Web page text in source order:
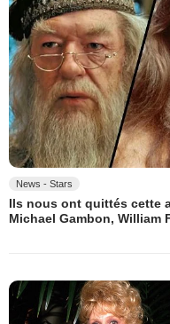
News - Stars
Ils nous ont quittés cette
Michael Gambon, William